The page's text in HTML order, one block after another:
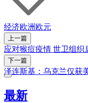
经济欧洲 欧元
上一篇
应对猴痘疫情 世卫组织
下一篇
泽连斯基：乌克兰仅获
最新